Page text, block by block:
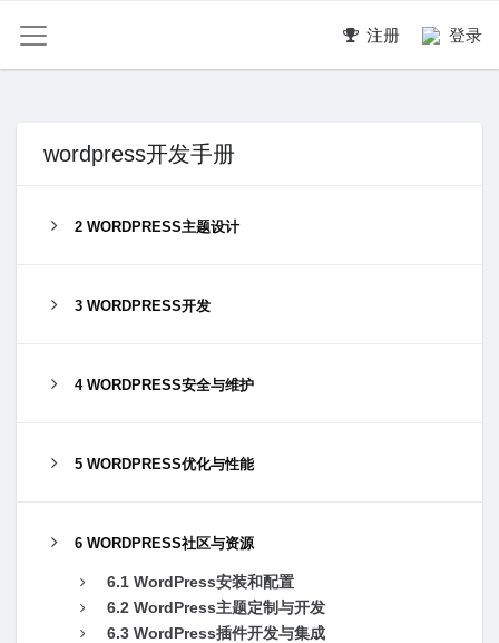
注册 登录
wordpress开发手册
2 WORDPRESS主题设计
3 WORDPRESS开发
4 WORDPRESS安全与维护
5 WORDPRESS优化与性能
6 WORDPRESS社区与资源
6.1 WordPress安装和配置
6.2 WordPress主题定制与开发
6.3 WordPress插件开发与集成